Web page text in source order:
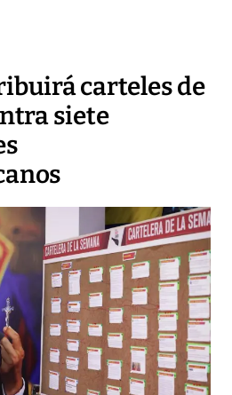
carteles de
siete